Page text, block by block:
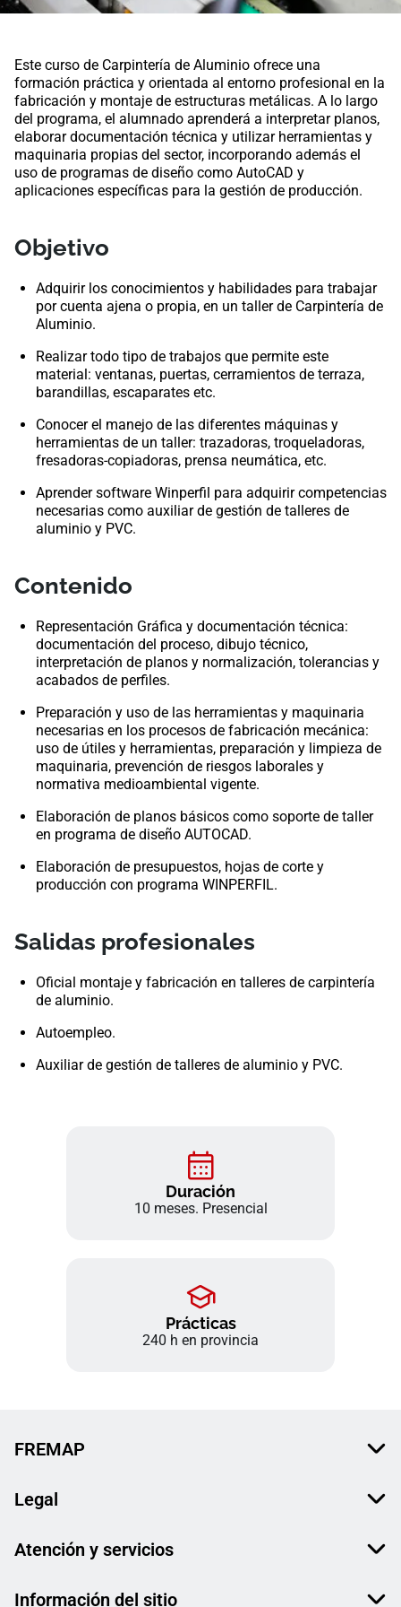
Este curso de Carpintería de Aluminio ofrece una
formación práctica y orientada al entorno profesional en la
fabricación y montaje de estructuras metálicas. A lo largo
del programa, el alumnado aprenderá a interpretar planos,
elaborar documentación técnica y utilizar herramientas y
maquinaria propias del sector, incorporando además el
uso de programas de diseño como AutoCAD y
aplicaciones específicas para la gestión de producción.
Objetivo
Adquirir los conocimientos y habilidades para trabajar
por cuenta ajena o propia, en un taller de Carpintería de
Aluminio.
Realizar todo tipo de trabajos que permite este
material: ventanas, puertas, cerramientos de terraza,
barandillas, escaparates etc.
Conocer el manejo de las diferentes máquinas y
herramientas de un taller: trazadoras, troqueladoras,
fresadoras-copiadoras, prensa neumática, etc.
Aprender software Winperfil para adquirir competencias
necesarias como auxiliar de gestión de talleres de
aluminio y PVC.
Contenido
Representación Gráfica y documentación técnica:
documentación del proceso, dibujo técnico,
interpretación de planos y normalización, tolerancias y
acabados de perfiles.
Preparación y uso de las herramientas y maquinaria
necesarias en los procesos de fabricación mecánica:
uso de útiles y herramientas, preparación y limpieza de
maquinaria, prevención de riesgos laborales y
normativa medioambiental vigente.
Elaboración de planos básicos como soporte de taller
en programa de diseño AUTOCAD.
Elaboración de presupuestos, hojas de corte y
producción con programa WINPERFIL.
Salidas profesionales
Oficial montaje y fabricación en talleres de carpintería
de aluminio.
Autoempleo.
Auxiliar de gestión de talleres de aluminio y PVC.
Duración
10 meses. Presencial
Prácticas
240 h en provincia
FREMAP
Legal
Atención y servicios
Información del sitio